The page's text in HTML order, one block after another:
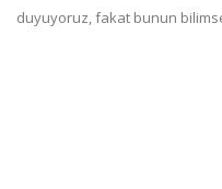
duyuyoruz, fakat bunun